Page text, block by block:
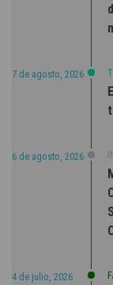
7 de agosto, 2026
6 de agosto, 2026
4 de julio, 2026